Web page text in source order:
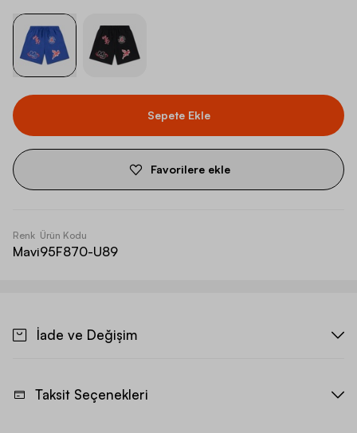
Sepete Ekle
Favorilere ekle
Renk
Mavi
Ürün Kodu
95F870-U89
İade ve Değişim
Taksit Seçenekleri